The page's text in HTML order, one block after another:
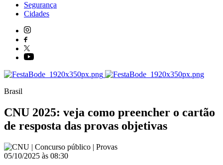
Segurança
Cidades
Brasil
CNU 2025: veja como preencher o cartão
de resposta das provas objetivas
05/10/2025 às 08:30